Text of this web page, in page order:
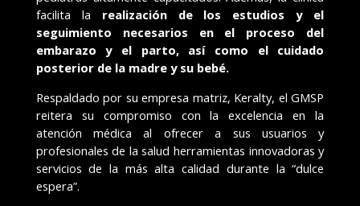
facilita la realización de los estudios y el
seguimiento necesarios en el proceso del
embarazo y el parto, así como el cuidado
posterior de la madre y su bebé.
Respaldado por su empresa matriz, Keralty, el GMSP
reitera su compromiso con la excelencia en la
atención médica al ofrecer a sus usuarios y
profesionales de la salud herramientas innovadoras y
servicios de la más alta calidad durante la “dulce
espera”.